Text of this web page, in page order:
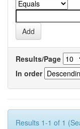
Results/Page
In order
Results 1-1 of 1